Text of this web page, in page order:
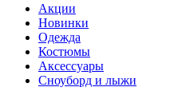
Акции
Новинки
Одежда
Костюмы
Аксессуары
Сноуборд и лыжи